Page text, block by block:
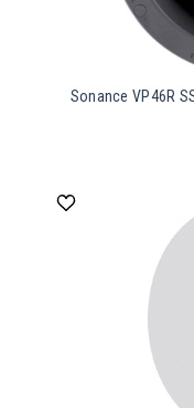
Sonance VP46R